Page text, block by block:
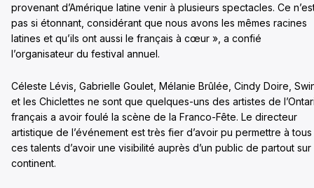
provenant d’Amérique latine venir à plusieurs spectacles. Ce
pas si étonnant, considérant que nous avons les mêmes racines
latines et qu’ils ont aussi le français à cœur », a confié
l’organisateur du festival annuel.
Céleste Lévis, Gabrielle Goulet, Mélanie Brûlée, Cindy Doire,
et les Chiclettes ne sont que quelques-uns des artistes de
français a avoir foulé la scène de la Franco-Fête. Le directeur
artistique de l’événement est très fier d’avoir pu permettre à tous
ces talents d’avoir une visibilité auprès d’un public de partout sur
continent.